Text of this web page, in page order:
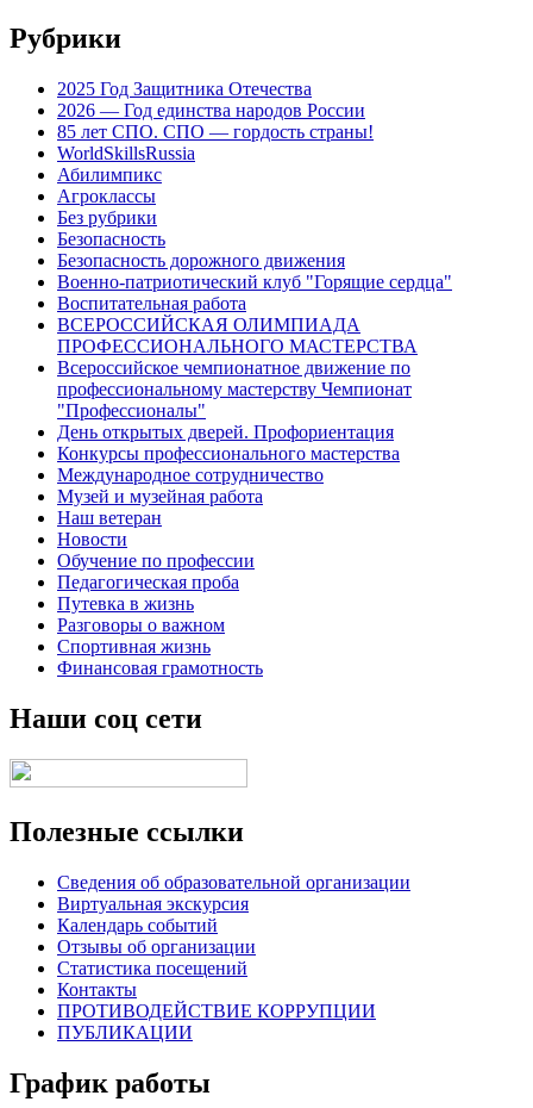
Рубрики
2025 Год Защитника Отечества
2026 — Год единства народов России
85 лет СПО. СПО — гордость страны!
WorldSkillsRussia
Абилимпикс
Агроклассы
Без рубрики
Безопасность
Безопасность дорожного движения
Военно-патриотический клуб "Горящие сердца"
Воспитательная работа
ВСЕРОССИЙСКАЯ ОЛИМПИАДА
ПРОФЕССИОНАЛЬНОГО МАСТЕРСТВА
Всероссийское чемпионатное движение по
профессиональному мастерству Чемпионат
"Профессионалы"
День открытых дверей. Профориентация
Конкурсы профессионального мастерства
Международное сотрудничество
Музей и музейная работа
Наш ветеран
Новости
Обучение по профессии
Педагогическая проба
Путевка в жизнь
Разговоры о важном
Спортивная жизнь
Финансовая грамотность
Наши соц сети
Полезные ссылки
Сведения об образовательной организации
Виртуальная экскурсия
Календарь событий
Отзывы об организации
Статистика посещений
Контакты
ПРОТИВОДЕЙСТВИЕ КОРРУПЦИИ
ПУБЛИКАЦИИ
График работы